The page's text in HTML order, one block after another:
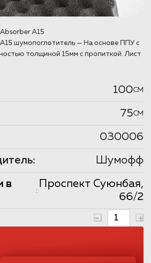
А15
шумопоглотитель — На основе ППУ с
толщиной 15мм с пропиткой. Лист
100CM
75CM
030006
Шумофф
в
:
Проспект Суюнбая,
66/2